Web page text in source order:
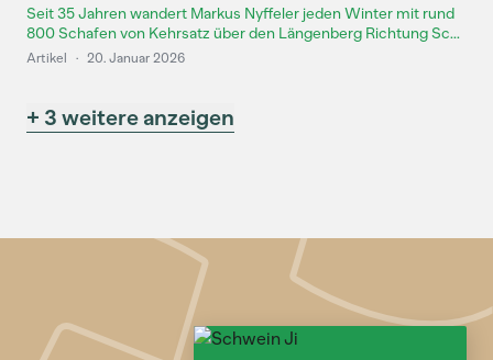
Seit 35 Jahren wandert Markus Nyffeler jeden Winter mit rund
800 Schafen von Kehrsatz über den Längenberg Richtung Sc...
Artikel · 20. Januar 2026
+ 3 weitere anzeigen